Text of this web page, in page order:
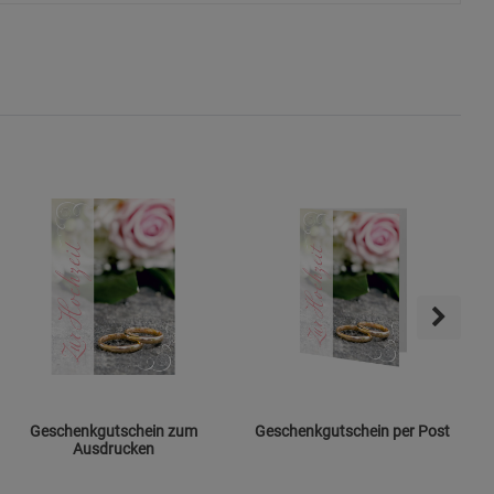
Geschenkgutschein zum
Ausdrucken
Geschenkgutschein per Post